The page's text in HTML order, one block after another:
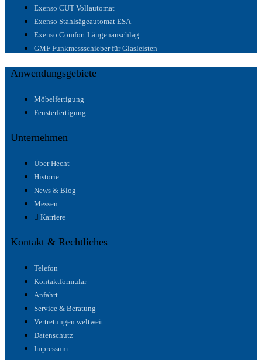
Exenso CUT Vollautomat
Exenso Stahlsägeautomat ESA
Exenso Comfort Längenanschlag
GMF Funkmessschieber für Glasleisten
Anwendungsgebiete
Möbelfertigung
Fensterfertigung
Unternehmen
Über Hecht
Historie
News & Blog
Messen
Karriere
Kontakt & Rechtliches
Telefon
Kontaktformular
Anfahrt
Service & Beratung
Vertretungen weltweit
Datenschutz
Impressum